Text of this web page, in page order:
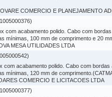
COMERCIO E PLANEJAMENTO
com acabamento polido. Cabo com
mínimas, 100 mm de comprimento e 20
MESA UTILIDADES LTDA
com acabamento polido. Cabo com
mínimas, 120 mm de
COMERCIO E LICITACOES LTDA